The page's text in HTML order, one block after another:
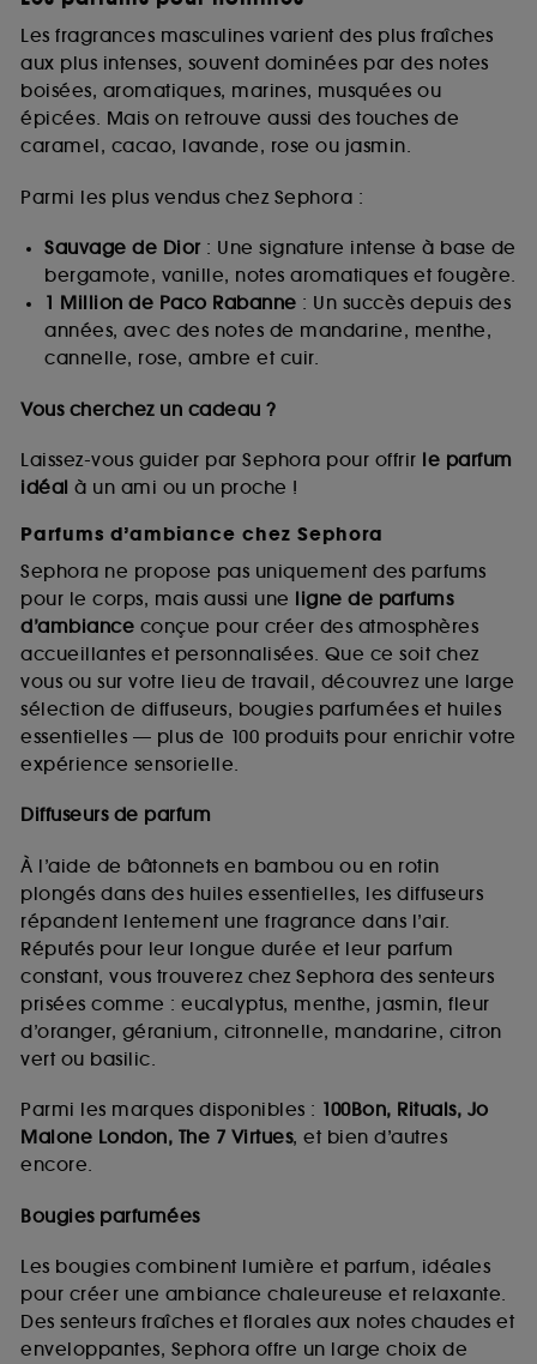
Les fragrances masculines varient des plus fraîches
aux plus intenses, souvent dominées par des notes
boisées, aromatiques, marines, musquées ou
épicées. Mais on retrouve aussi des touches de
caramel, cacao, lavande, rose ou jasmin.
Parmi les plus vendus chez Sephora :
Sauvage de Dior: Une signature intense à base de
bergamote, vanille, notes aromatiques et fougère.
1 Million de Paco Rabanne : Un succès depuis des
années, avec des notes de mandarine, menthe,
cannelle, rose, ambre et cuir.
Vous cherchez un cadeau ?
Laissez-vous guider par Sephora pour offrir le parfum
idéal à un ami ou un proche !
Parfums d’ambiance chez Sephora
Sephora ne propose pas uniquement des parfums
pour le corps, mais aussi une ligne de parfums
d’ambiance conçue pour créer des atmosphères
accueillantes et personnalisées. Que ce soit chez
vous ou sur votre lieu de travail, découvrez une large
sélection de diffuseurs, bougies parfumées et huiles
essentielles — plus de 100 produits pour enrichir votre
expérience sensorielle.
Diffuseurs de parfum
À l’aide de bâtonnets en bambou ou en rotin
plongés dans des huiles essentielles, les diffuseurs
répandent lentement une fragrance dans l’air.
Réputés pour leur longue durée et leur parfum
constant, vous trouverez chez Sephora des senteurs
prisées comme : eucalyptus, menthe, jasmin, fleur
d’oranger, géranium, citronnelle, mandarine, citron
vert ou basilic.
Parmi les marques disponibles : 100Bon, Rituals, Jo
Malone London, The 7 Virtues, et bien d’autres
encore.
Bougies parfumées
Les bougies combinent lumière et parfum, idéales
pour créer une ambiance chaleureuse et relaxante.
Des senteurs fraîches et florales aux notes chaudes et
enveloppantes, Sephora offre un large choix de